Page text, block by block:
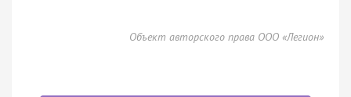
Объект авторского права ООО «Легион»